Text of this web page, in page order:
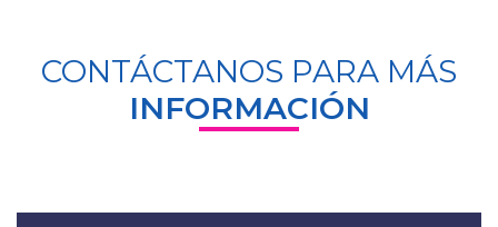
CONTÁCTANOS PARA MÁS
INFORMACIÓN